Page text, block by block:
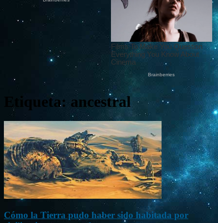
Etiqueta: ancestral
Cómo la Tierra pudo haber sido habitada por